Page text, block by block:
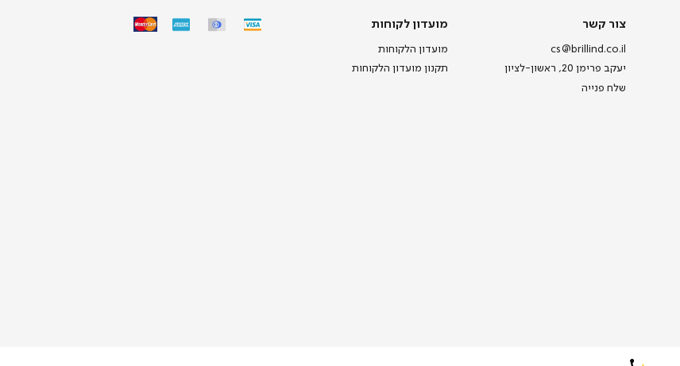
צור
צור קשר
cs@brillind.co.il
יעקב פרימן 20, ראשון-לציון
שלח פנייה
מועדון
מועדון לקוחות
מועדון הלקוחות
תקנון מועדון הלקוחות